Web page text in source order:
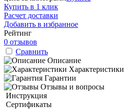
Купить в 1 клик
Расчет доставки
Добавить в избранное
Рейтинг
0 отзывов
Сравнить
Описание
Характеристики
Гарантии
Отзывы и вопросы
Инструкция
Сертификаты